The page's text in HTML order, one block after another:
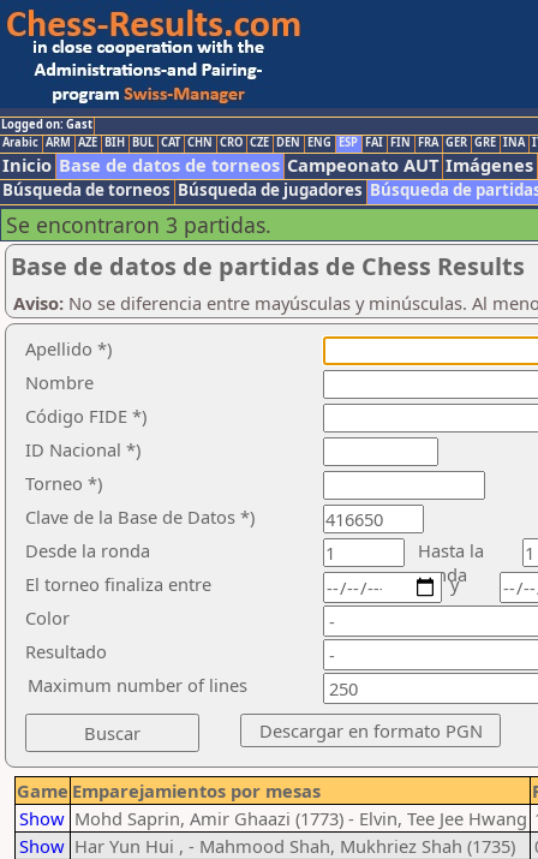
Logged on: Gast
Arabic ARM AZE BIH BUL CAT CHN CRO CZE DEN ENG ESP FAI FIN FRA GER GRE INA
Inicio Base de datos de torneos Campeonato AUT Imágenes
Búsqueda de torneos Búsqueda de jugadores Búsqueda de
Se encontraron 3 partidas.
Base de datos de partidas de Chess Results
Aviso: No se diferencia entre mayúsculas y minúsculas. Al
Apellido *)
Nombre
Código FIDE *)
ID Nacional *)
Torneo *)
Clave de la Base de Datos *)
Desde la ronda
Hasta la
ronda
El torneo finaliza entre
Color
Resultado
y
Maximum number of lines
Game Emparejamientos por mesas
Show Mohd Saprin, Amir Ghaazi (1773) - Elvin, Tee Jee Hwang
Show Har Yun Hui , - Mahmood Shah, Mukhriez Shah (1735)